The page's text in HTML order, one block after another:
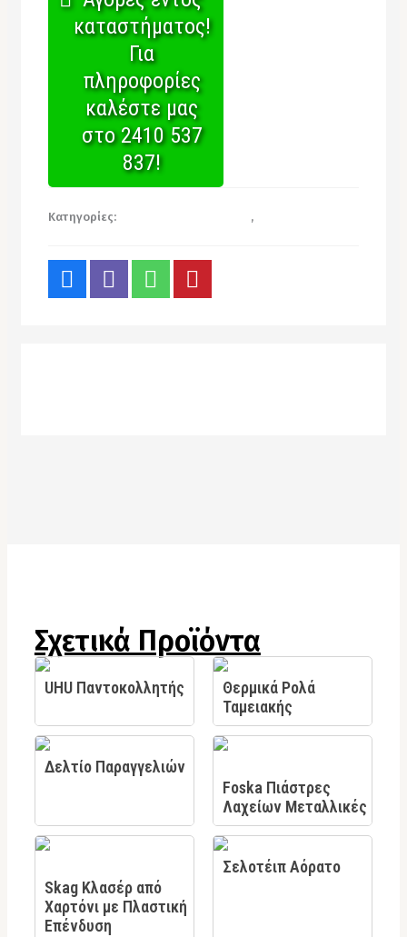
καταστήματος!
Για
πληροφορίες
καλέστε μας
στο 2410 537
837!
Κατηγορίες: ,
Σχετικά Προϊόντα
UHU Παντοκολλητής
Θερμικά Ρολά
Ταμειακής
Δελτίο Παραγγελιών
Foska Πιάστρες
Λαχείων Μεταλλικές
Skag Κλασέρ από
Χαρτόνι με Πλαστική
Επένδυση
Σελοτέιπ Αόρατο